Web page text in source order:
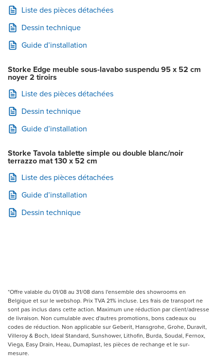
Liste des pièces détachées
Dessin technique
Guide d’installation
Storke Edge meuble sous-lavabo suspendu 95 x 52 cm
noyer 2 tiroirs
Liste des pièces détachées
Dessin technique
Guide d’installation
Storke Tavola tablette simple ou double blanc/noir
terrazzo mat 130 x 52 cm
Liste des pièces détachées
Guide d’installation
Dessin technique
*Offre valable du 01/08 au 31/08 dans l'ensemble des showrooms en
Belgique et sur le webshop. Prix TVA 21% incluse. Les frais de transport ne
sont pas inclus dans cette action. Maximum une réduction par client/adresse
de livraison. Non cumulable avec d'autres promotions, bons cadeaux ou
codes de réduction. Non applicable sur Geberit, Hansgrohe, Grohe, Duravit,
Villeroy & Boch, Ideal Standard, Sunshower, Lithofin, Burda, Soudal, Fernox,
Viega, Easy Drain, Heau, Dumaplast, les pièces de rechange et le sur-
mesure.